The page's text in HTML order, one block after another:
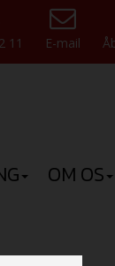
11 E-mail
OM OS